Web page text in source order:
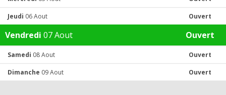
Jeudi 06 Aout Ouvert
Vendredi 07 Aout Ouvert
Samedi 08 Aout Ouvert
Dimanche 09 Aout Ouvert